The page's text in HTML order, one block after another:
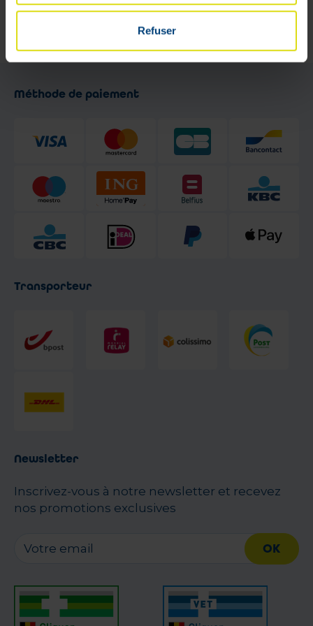
Refuser
de 9h à 13h et de 13h30 à 18h -
Le samedi de 9h à 17h
Méthode de paiement
Transporteur
Newsletter
Inscrivez-vous à notre newsletter et recevez
nos promotions exclusives
OK